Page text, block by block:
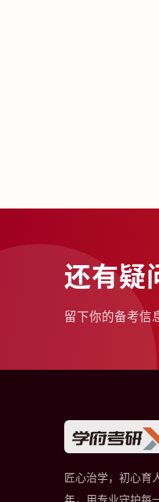
还有疑
留下你的备考信
匠心治学，初心育
年，用专业守护每